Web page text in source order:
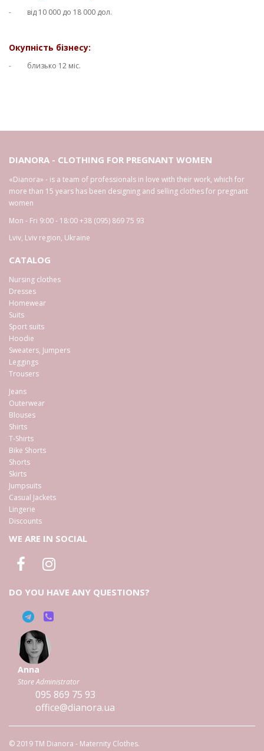
- від 10 000 до 18 000 дол.
Окупність бізнесу:
- близько 12 міс.
DIANORA - CLOTHING FOR PREGNANT WOMEN
«Dianora» - is a team of professionals in love with their work, which for
more than 15 years has been designing and selling clothes for pregnant
women
Mon - Fri 9:00 - 18:00+38 (095) 869 75 93
Lviv, Lviv region, Ukraine
CATALOG
Nursing clothes
Dresses
Homewear
Suits
Sport suits
Hoodie
Sweaters, Jumpers
Leggings
Trousers
Jeans
Outerwear
Blouses
Shirts
T-Shirts
Bike Shorts
Shorts
Skirts
Jumpsuits
Casual Jackets
Lingerie
Discounts
WE ARE IN SOCIAL
DO YOU HAVE ANY QUESTIONS?
Anna
Store Administrator
095 869 75 93
office@dianora.ua
© 2019 TM Dianora - Maternity Clothes.